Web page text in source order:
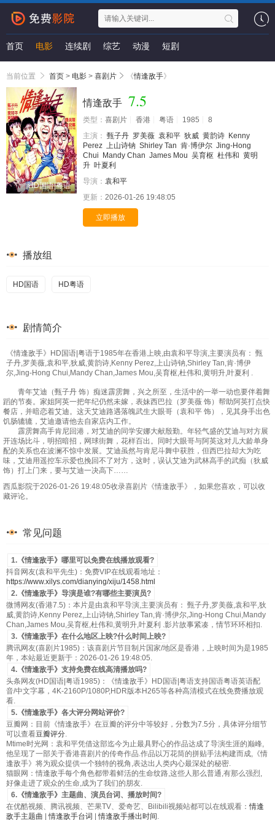
首页 电影 连续剧 综艺 动漫 短剧
当前位置 首页 > 电影 > 喜剧片 《情逢敌手》
HD国语|粤语
情逢敌手 7.5
类型： 喜剧片 香港 粤语 1985
8
主演： 甄子丹 罗美薇 袁和平 狄威 黄韵诗 Kenny
Perez 上山诗钠 Shirley Tan 肯·博伊尔 Jing-Hong
Chui
Mandy Chan James Mou 吴育枢 杜伟和 黄明
升 叶夏利
导演： 袁和平
更新： 2026-01-26 19:48:05
立即播放
播放组
HD国语 HD粤语
剧情简介
《情逢敌手》HD国语|粤语于1985年在香港上映,由袁和平导演,主要演员有： 甄
子丹,罗美薇,袁和平,狄威,黄韵诗,Kenny Perez,上山诗钠,Shirley Tan,肯·博伊
尔,Jing-Hong Chui,Mandy Chan,James Mou,吴育枢,杜伟和,黄明升,叶夏利 .
青年艾迪（甄子丹 饰）痴迷霹雳舞，兴之所至，生活中的一举一动也要伴着舞
蹈的节奏。家姐阿英一把年纪仍然未嫁，表妹西巴拉（罗美薇 饰）帮助阿英打点快
餐店，并暗恋着艾迪。这天艾迪路遇落魄武生大眼哥（袁和平 饰），见其身手出色
饥肠辘辘，艾迪邀请他去自家店内工作。
霹雳舞高手肯尼回港，对艾迪的同学安娜大献殷勤。年轻气盛的艾迪与对方展
开连场比斗，明招暗招，网球街舞，花样百出。同时大眼哥与阿英这对儿大龄单身
配的关系也在波澜不惊中发展。艾迪虽然与肯尼斗舞中获胜，但西巴拉却大为吃
味，艾迪用遥控车示爱也挽回不了对方，这时，误认艾迪为武林高手的武痴（狄威
饰）打上门来，要与艾迪一决高下……
西瓜影院于2026-01-26 19:48:05收录喜剧片《情逢敌手》，如果您喜欢，可以收
藏评论。
常见问题
1.《情逢敌手》哪里可以免费在线播放观看?
抖音网友(袁和平先生)：免费VIP在线观看地址：
https://www.xilys.com/dianying/xiju/1458.html
2.《情逢敌手》导演是谁?有哪些主要演员?
微博网友(香港7.5)：本片是由袁和平导演,主要演员有： 甄子丹,罗美薇,袁和平,狄
威,黄韵诗,Kenny Perez,上山诗钠,Shirley Tan,肯·博伊尔,Jing-Hong Chui,Mandy
Chan,James Mou,吴育枢,杜伟和,黄明升,叶夏利 .影片故事紧凑，情节环环相扣.
3.《情逢敌手》在什么地区上映?什么时间上映?
腾讯网友(喜剧片1985)：该喜剧片节目制片国家/地区是香港，上映时间为是1985
年，本站最近更新于：2026-01-26 19:48:05.
4.《情逢敌手》支持免费在线高清播放吗?
头条网友(HD国语|粤语1985)：《情逢敌手》HD国语|粤语支持国语粤语英语配
音/中文字幕，4K-2160P/1080P,HDR版本H265等各种高清模式在线免费播放观
看.
5.《情逢敌手》各大评分网站评价?
豆瓣网：目前《情逢敌手》在豆瓣的评分中等较好，分数为7.5分，具体评分细节
可以查看豆瓣评分.
Mtime时光网：袁和平凭借这部迄今为止最具野心的作品达成了导演生涯的巅峰,
他呈现了一部关于香港喜剧片的传奇作品.作品以万花筒的拼贴手法构建而成,《情
逢敌手》将为观众提供一个独特的视角,表达出人类内心最深处的秘密.
猫眼网：情逢敌手每个角色都带着鲜活的生命纹路,这些人那么普通,有那么强烈,
好像走进了观众的生命,成为了我们的朋友.
6.《情逢敌手》主题曲、演员台词、播放时间?
在优酷视频、腾讯视频、芒果TV、爱奇艺、Bilibili视频站都可以在线观看：情逢
敌手主题曲 |情逢敌手台词 |情逢敌手播出时间 .